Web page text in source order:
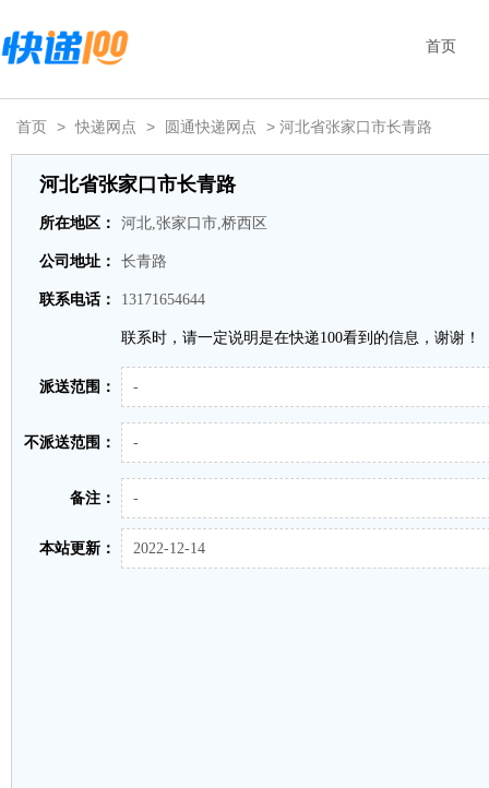
首页
首页 > 快递网点 > 圆通快递网点 > 河北省张家口市长青路
河北省张家口市长青路
所在地区： 河北,张家口市,桥西区
公司地址： 长青路
联系电话： 13171654644
联系时，请一定说明是在快递100看到的信息，谢谢！
派送范围： -
不派送范围： -
备注： -
本站更新： 2022-12-14